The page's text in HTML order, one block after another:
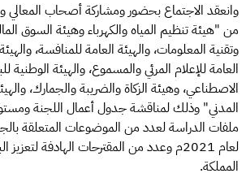
وانعقد الاجتماع بحضور ومشاركة أصحاب المعالي
من "هيئة تنظيم المياه والكهرباء وهيئة السوق
وتقنية المعلومات، والهيئة العامة للمنافسة،
العامة للإعلام المرئي والمسموع، والهيئة الوطنية
الاصطناعي، وهيئة الزكاة والضريبة والجمارك،
المدني" وذلك لمناقشة جدول أعمال اللجنة
ملفات الدراسة لعدد من الموضوعات المتعلقة
لعام 2021م وعدد من المقترحات الهادفة
المملكة.